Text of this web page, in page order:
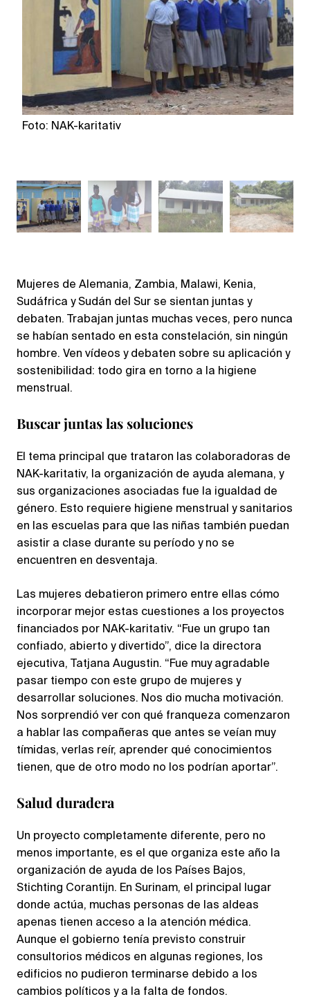
Foto: NAK-karitativ
Mujeres de Alemania, Zambia, Malawi, Kenia,
Sudáfrica y Sudán del Sur se sientan juntas y
debaten. Trabajan juntas muchas veces, pero nunca
se habían sentado en esta constelación, sin ningún
hombre. Ven vídeos y debaten sobre su aplicación y
sostenibilidad: todo gira en torno a la higiene
menstrual.
Buscar juntas las soluciones
El tema principal que trataron las colaboradoras de
NAK-karitativ, la organización de ayuda alemana, y
sus organizaciones asociadas fue la igualdad de
género. Esto requiere higiene menstrual y sanitarios
en las escuelas para que las niñas también puedan
asistir a clase durante su período y no se
encuentren en desventaja.
Las mujeres debatieron primero entre ellas cómo
incorporar mejor estas cuestiones a los proyectos
financiados por NAK-karitativ. “Fue un grupo tan
confiado, abierto y divertido”, dice la directora
ejecutiva, Tatjana Augustin. “Fue muy agradable
pasar tiempo con este grupo de mujeres y
desarrollar soluciones. Nos dio mucha motivación.
Nos sorprendió ver con qué franqueza comenzaron
a hablar las compañeras que antes se veían muy
tímidas, verlas reír, aprender qué conocimientos
tienen, que de otro modo no los podrían aportar”.
Salud duradera
Un proyecto completamente diferente, pero no
menos importante, es el que organiza este año la
organización de ayuda de los Países Bajos,
Stichting Corantijn. En Surinam, el principal lugar
donde actúa, muchas personas de las aldeas
apenas tienen acceso a la atención médica.
Aunque el gobierno tenía previsto construir
consultorios médicos en algunas regiones, los
edificios no pudieron terminarse debido a los
cambios políticos y a la falta de fondos.